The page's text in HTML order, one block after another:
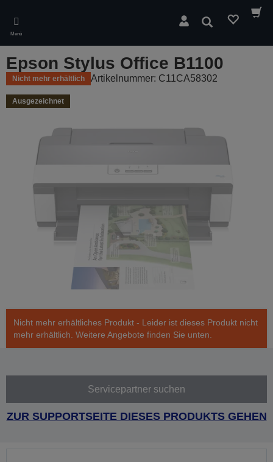
main
content
Menü
Suchen
Epson Stylus Office B1100
Nicht mehr erhältlich Artikelnummer: C11CA58302
Ausgezeichnet
Nicht mehr erhältliches Produkt - Leider ist dieses Produkt nicht
mehr erhältlich. Weitere Angebote finden Sie unten.
Servicepartner suchen
ZUR SUPPORTSEITE DIESES PRODUKTS GEHEN